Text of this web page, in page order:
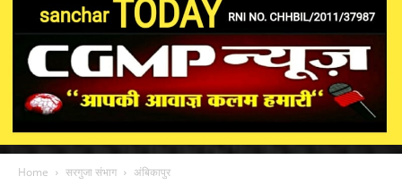
Home सरगुजा संभाग अंबिकापुर